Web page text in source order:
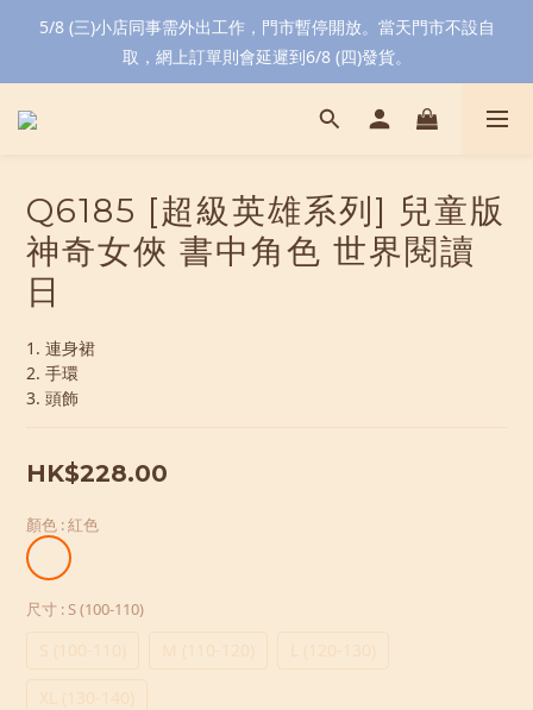
5/8 (三)小店同事需外出工作，門市暫停開放。當天門市不設自
取，網上訂單則會延遲到6/8 (四)發貨。
Q6185 [超級英雄系列] 兒童版
神奇女俠 書中角色 世界閱讀
日
1. 連身裙
2. 手環
3. 頭飾
HK$228.00
顏色 : 紅色
尺寸 : S (100-110)
S (100-110) M (110-120) L (120-130)
XL (130-140)